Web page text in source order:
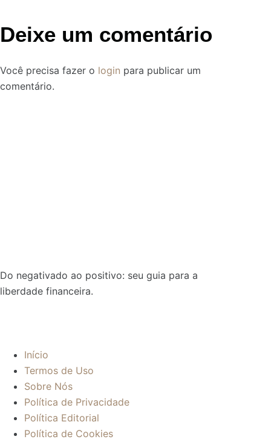
Deixe um comentário
Você precisa fazer o login para publicar um
comentário.
Do negativado ao positivo: seu guia para a
liberdade financeira.
Início
Termos de Uso
Sobre Nós
Política de Privacidade
Política Editorial
Política de Cookies